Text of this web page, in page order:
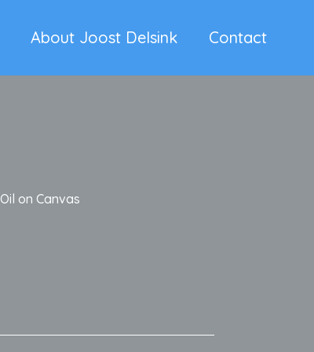
About Joost Delsink Contact
Oil on Canvas